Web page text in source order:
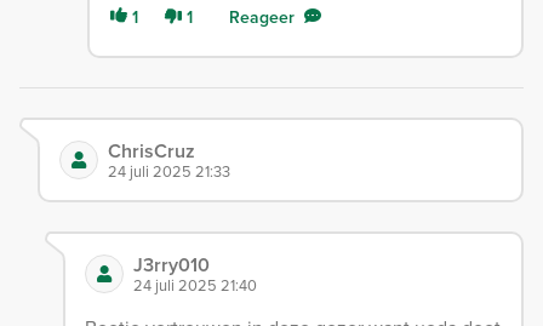
1 1 Reageer
ChrisCruz
24 juli 2025 21:33
J3rry010
24 juli 2025 21:40